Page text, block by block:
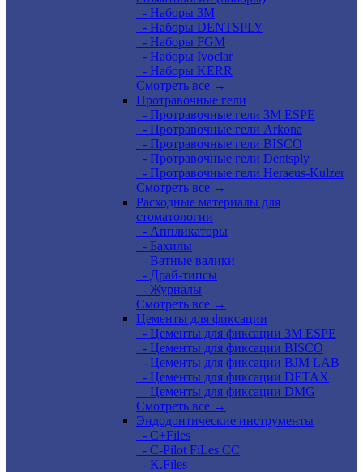
- Наборы 3М
- Наборы DENTSPLY
- Наборы FGM
- Наборы Ivoclar
- Наборы KERR
Смотреть все →
Протравочные гели
- Протравочные гели 3М ESPE
- Протравочные гели Arkona
- Протравочные гели BISCO
- Протравочные гели Dentsply
- Протравочные гели Heraeus-Kulzer
Смотреть все →
Расходные материалы для
стоматологии
- Аппликаторы
- Бахилы
- Ватные валики
- Драй-типсы
- Журналы
Смотреть все →
Цементы для фиксации
- Цементы для фиксации 3M ESPE
- Цементы для фиксации BISCO
- Цементы для фиксации BJM LAB
- Цементы для фиксации DETAX
- Цементы для фиксации DMG
Смотреть все →
Эндодонтические инструменты
- C+Files
- C-Pilot FiLes CC
- K.Files